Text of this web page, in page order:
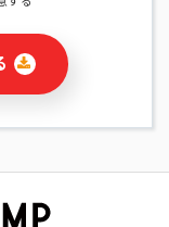
社及び第三者の
すが、それらに
式に加工した統